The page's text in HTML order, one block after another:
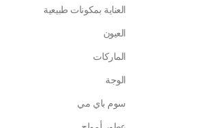
العناية بمكونات طبيعية
العيون
الماركات
الوجة
سوم باي مي